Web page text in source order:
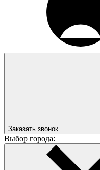
Заказать звонок
Выбор города: